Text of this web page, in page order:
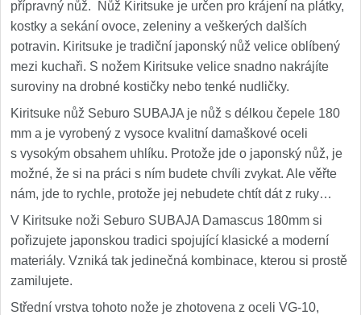
přípravný nůž. Nůž Kiritsuke je určen pro krájení na plátky,
kostky a sekání ovoce, zeleniny a veškerých dalších
potravin. Kiritsuke je tradiční japonský nůž velice oblíbený
mezi kuchaři. S nožem Kiritsuke velice snadno nakrájíte
suroviny na drobné kostičky nebo tenké nudličky.
Kiritsuke nůž Seburo SUBAJA je nůž s délkou čepele 180
mm a je vyrobený z vysoce kvalitní damaškové oceli
s vysokým obsahem uhlíku. Protože jde o japonský nůž, je
možné, že si na práci s ním budete chvíli zvykat. Ale věřte
nám, jde to rychle, protože jej nebudete chtít dát z ruky…
V Kiritsuke noži Seburo SUBAJA Damascus 180mm si
pořizujete japonskou tradici spojující klasické a moderní
materiály. Vzniká tak jedinečná kombinace, kterou si prostě
zamilujete.
Střední vrstva tohoto nože je zhotovena z oceli VG-10,